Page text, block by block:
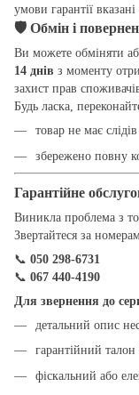
умови гарантії
🛡 Обмін і
Ви можете обміняти
14 днів з моменту
захист прав
Будь ласка,
товар не має
збережено повну
Гарантійне
Виникла проблема з
Звертайтеся за
📞 050 298-6731
📞 067 440-4190
Для звернення до
детальний опис
гарантійний
фіскальний або